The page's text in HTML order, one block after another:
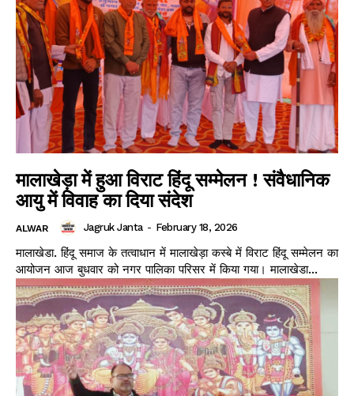
Jagruk Janta
Vishwasniya Hindi Akhbaar
मालाखेड़ा में हुआ विराट हिंदू सम्मेलन ! संवैधानिक
आयु में विवाह का दिया संदेश
ALWAR Jagruk Janta - February 18, 2026
मालाखेडा. हिंदू समाज के तत्वाधान में मालाखेड़ा कस्बे में विराट हिंदू सम्मेलन का
आयोजन आज बुधवार को नगर पालिका परिसर में किया गया। मालाखेडा...